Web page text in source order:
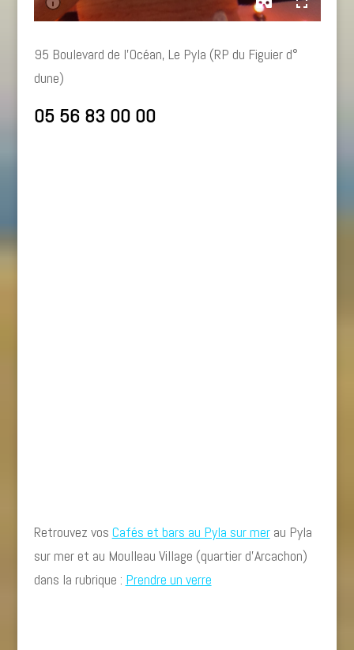
95 Boulevard de l’Océan, Le Pyla (RP du Figuier d°
dune)
05 56 83 00 00
Retrouvez vos Cafés et bars au Pyla sur merau Pyla
sur mer et au Moulleau Village (quartier d’Arcachon)
dans la rubrique : Prendre un verre